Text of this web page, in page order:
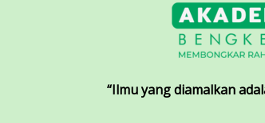
“Ilmu yang diamalkan